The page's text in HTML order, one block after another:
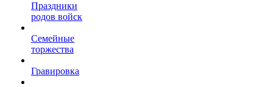
Праздники
родов войск
Семейные
торжества
Гравировка